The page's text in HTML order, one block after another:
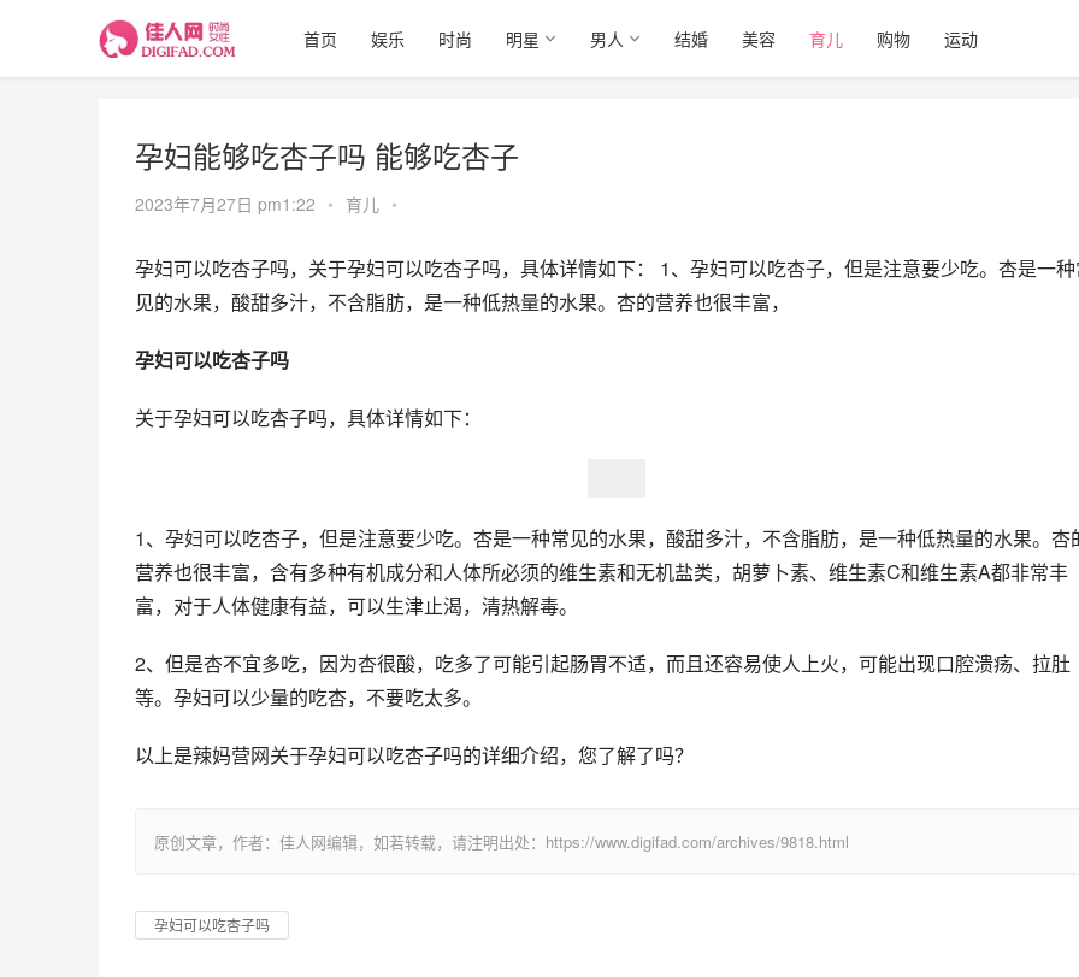
首页 娱乐 时尚 明星 男人 结婚 美容 育儿 购物 运动
孕妇能够吃杏子吗 能够吃杏子
2023年7月27日 pm1:22 • 育儿 •
孕妇可以吃杏子吗，关于孕妇可以吃杏子吗，具体详情如下： 1、孕妇可以吃杏子，但是注意要少吃。杏是一
见的水果，酸甜多汁，不含脂肪，是一种低热量的水果。杏的营养也很丰富，
孕妇可以吃杏子吗
关于孕妇可以吃杏子吗，具体详情如下：
1、孕妇可以吃杏子，但是注意要少吃。杏是一种常见的水果，酸甜多汁，不含脂肪，是一种低热量的水果。杏
营养也很丰富，含有多种有机成分和人体所必须的维生素和无机盐类，胡萝卜素、维生素C和维生素A都非常丰
富，对于人体健康有益，可以生津止渴，清热解毒。
2、但是杏不宜多吃，因为杏很酸，吃多了可能引起肠胃不适，而且还容易使人上火，可能出现口腔溃疡、拉肚
等。孕妇可以少量的吃杏，不要吃太多。
以上是辣妈营网关于孕妇可以吃杏子吗的详细介绍，您了解了吗？
原创文章，作者：佳人网编辑，如若转载，请注明出处：https://www.digifad.com/archives/9818.html
孕妇可以吃杏子吗